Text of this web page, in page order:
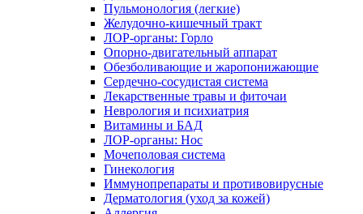
Пульмонология (легкие)
Желудочно-кишечный тракт
ЛОР-органы: Горло
Опорно-двигательный аппарат
Обезболивающие и жаропонижающие
Сердечно-сосудистая система
Лекарственные травы и фиточаи
Неврология и психиатрия
Витамины и БАД
ЛОР-органы: Нос
Мочеполовая система
Гинекология
Иммунопрепараты и противовирусные
Дерматология (уход за кожей)